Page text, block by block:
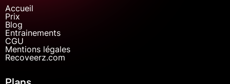
Accueil
Prix
Blog
Entrainements
CGU
Mentions légales
Recoveerz.com